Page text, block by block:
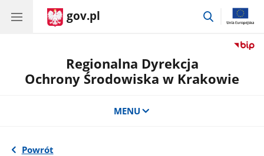
gov.pl
przejdź
Regionalna Dyrekcja
Ochrony Środowiska w Krakowie
MENU
Powrót